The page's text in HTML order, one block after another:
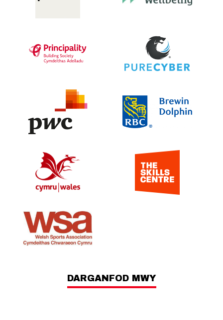
DARGANFOD MWY